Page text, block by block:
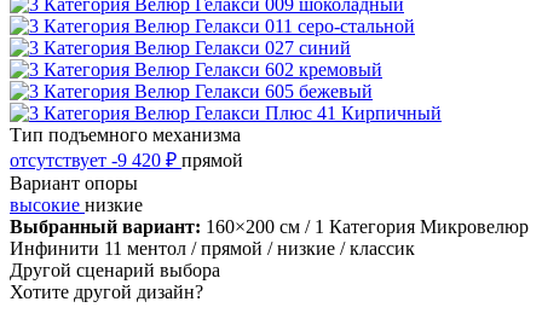
Тип подъемного механизма
отсутствует -9 420 ₽ прямой
Вариант опоры
высокие низкие
Выбранный вариант: 160×200 см / 1 Категория Микровелюр
Инфинити 11 ментол / прямой / низкие / классик
Другой сценарий выбора
Хотите другой дизайн?